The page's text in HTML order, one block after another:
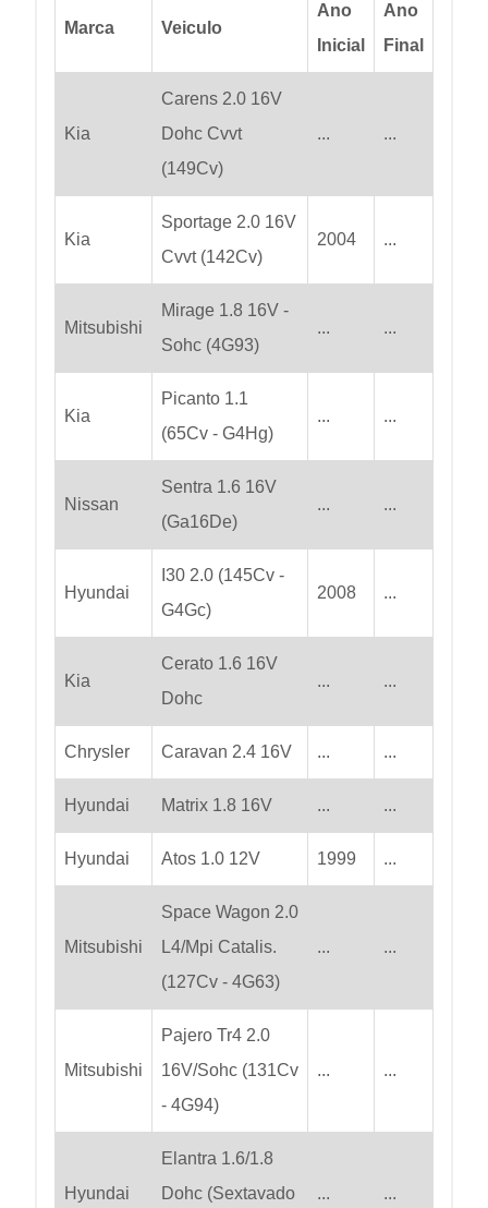
Marca Veiculo
Ano
Inicial
Ano
Final
Kia
Carens 2.0 16V
Dohc Cvvt
(149Cv)
... ...
Kia
Sportage 2.0 16V
Cvvt (142Cv)
2004 ...
Mitsubishi
Mirage 1.8 16V -
Sohc (4G93)
... ...
Kia
Picanto 1.1
(65Cv - G4Hg)
... ...
Nissan
Sentra 1.6 16V
(Ga16De)
... ...
Hyundai
I30 2.0 (145Cv -
G4Gc)
2008 ...
Kia
Cerato 1.6 16V
Dohc
... ...
Chrysler Caravan 2.4 16V ... ...
Hyundai Matrix 1.8 16V ... ...
Hyundai Atos 1.0 12V 1999 ...
Mitsubishi
Space Wagon 2.0
L4/Mpi Catalis.
(127Cv - 4G63)
... ...
Mitsubishi
Pajero Tr4 2.0
16V/Sohc (131Cv
- 4G94)
... ...
Hyundai
Elantra 1.6/1.8
Dohc (Sextavado
... ...